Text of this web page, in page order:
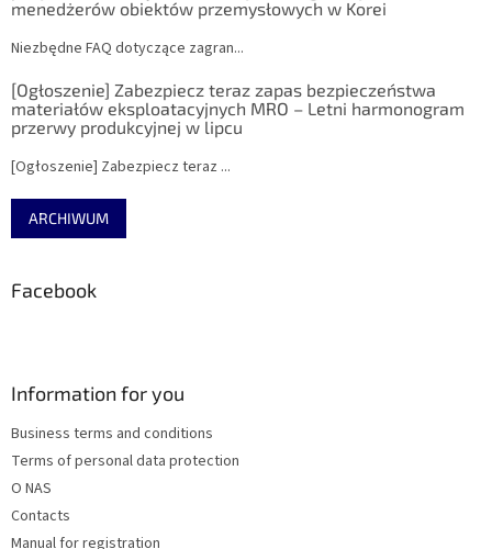
menedżerów obiektów przemysłowych w Korei
Niezbędne FAQ dotyczące zagran...
[Ogłoszenie] Zabezpiecz teraz zapas bezpieczeństwa
materiałów eksploatacyjnych MRO – Letni harmonogram
przerwy produkcyjnej w lipcu
[Ogłoszenie] Zabezpiecz teraz ...
ARCHIWUM
Facebook
Information for you
Business terms and conditions
Terms of personal data protection
O NAS
Contacts
Manual for registration